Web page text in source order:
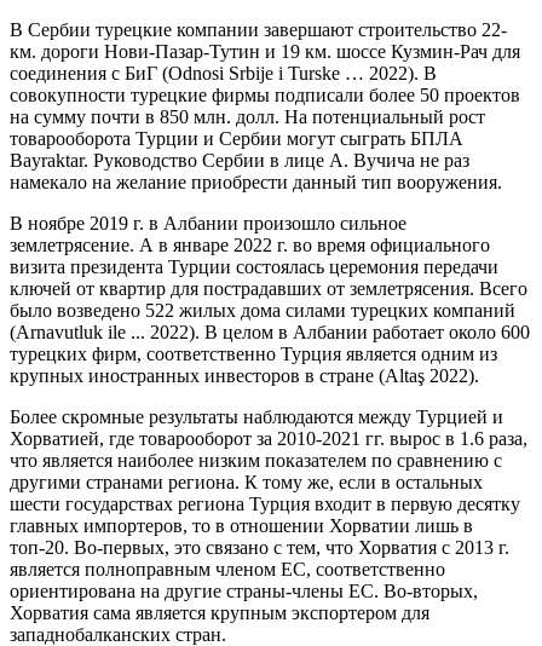
В Сербии турецкие компании завершают строительство 22-
км. дороги Нови-Пазар-Тутин и 19 км. шоссе Кузмин-Рач для
соединения с БиГ (Odnosi Srbije i Turske … 2022). В
совокупности турецкие фирмы подписали более 50 проектов
на сумму почти в 850 млн. долл. На потенциальный рост
товарооборота Турции и Сербии могут сыграть БПЛА
Bayraktar. Руководство Сербии в лице А. Вучича не раз
намекало на желание приобрести данный тип вооружения.
В ноябре 2019 г. в Албании произошло сильное
землетрясение. А в январе 2022 г. во время официального
визита президента Турции состоялась церемония передачи
ключей от квартир для пострадавших от землетрясения. Всего
было возведено 522 жилых дома силами турецких компаний
(Arnavutluk ile ... 2022). В целом в Албании работает около 600
турецких фирм, соответственно Турция является одним из
крупных иностранных инвесторов в стране (Altaş 2022).
Более скромные результаты наблюдаются между Турцией и
Хорватией, где товарооборот за 2010-2021 гг. вырос в 1.6 раза,
что является наиболее низким показателем по сравнению с
другими странами региона. К тому же, если в остальных
шести государствах региона Турция входит в первую десятку
главных импортеров, то в отношении Хорватии лишь в
топ-20. Во-первых, это связано с тем, что Хорватия с 2013 г.
является полноправным членом ЕС, соответственно
ориентирована на другие страны-члены ЕС. Во-вторых,
Хорватия сама является крупным экспортером для
западнобалканских стран.